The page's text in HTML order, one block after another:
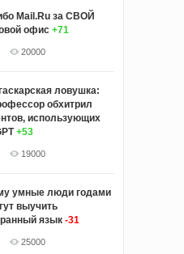
Mail.Ru за СВОЙ
офис +71
20000
ловушка:
обхитрил
использующих
+53
19000
умные люди годами
выучить
язык -31
25000